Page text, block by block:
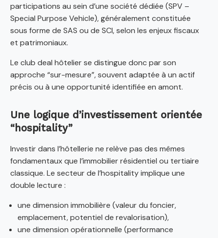
participations au sein d’une société dédiée (SPV –
Special Purpose Vehicle), généralement constituée
sous forme de SAS ou de SCI, selon les enjeux fiscaux
et patrimoniaux.
Le club deal hôtelier se distingue donc par son
approche “sur-mesure”, souvent adaptée à un actif
précis ou à une opportunité identifiée en amont.
Une logique d’investissement orientée
“hospitality”
Investir dans l’hôtellerie ne relève pas des mêmes
fondamentaux que l’immobilier résidentiel ou tertiaire
classique. Le secteur de l’hospitality implique une
double lecture :
une dimension immobilière (valeur du foncier,
emplacement, potentiel de revalorisation),
une dimension opérationnelle (performance